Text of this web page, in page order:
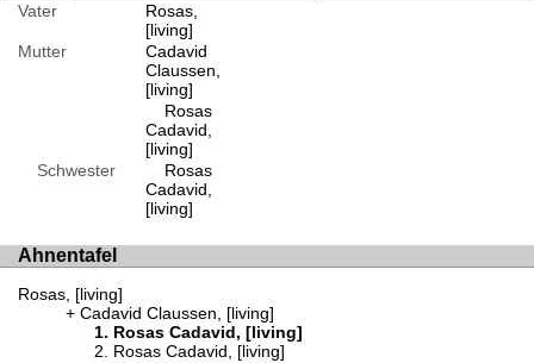
Vater
Rosas,
[living]
Mutter
Cadavid
Claussen,
[living]
Rosas
Cadavid,
[living]
Schwester
Rosas
Cadavid,
[living]
Ahnentafel
Rosas, [living]
Cadavid Claussen, [living]
Rosas Cadavid, [living]
Rosas Cadavid, [living]